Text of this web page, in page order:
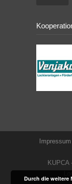
Impressum
KUPCA
Durch die weitere